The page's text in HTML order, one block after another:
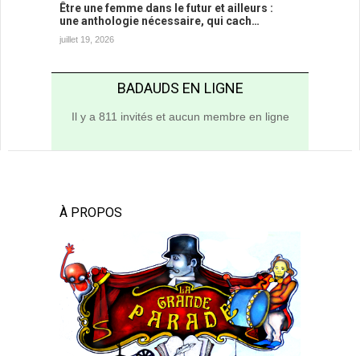
Être une femme dans le futur et ailleurs :
une anthologie nécessaire, qui cach…
juillet 19, 2026
BADAUDS EN LIGNE
Il y a 811 invités et aucun membre en ligne
À PROPOS